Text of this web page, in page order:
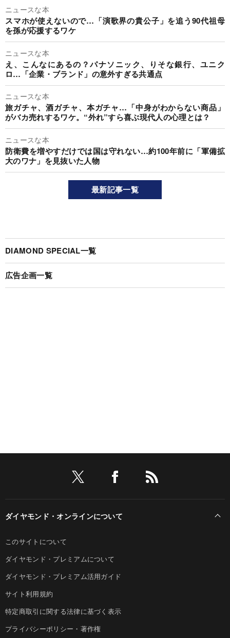
ニュースな本
スマホが使えないので…「演歌界の貴公子」を追う90代祖母
を孫が応援するワケ
ニュースな本
え、こんなにあるの？パナソニック、りそな銀行、ユニク
ロ…「企業・ブランド」の意外すぎる共通点
ニュースな本
旅ガチャ、酒ガチャ、本ガチャ…「中身がわからない商品」
がバカ売れするワケ。“外れ”すら喜ぶ現代人の心理とは？
ニュースな本
防衛費を増やすだけでは国は守れない…約100年前に「軍備拡
大のワナ」を見抜いた人物
最新記事一覧
DIAMOND SPECIAL一覧
広告企画一覧
ダイヤモンド・オンラインについて
このサイトについて
ダイヤモンド・プレミアムについて
ダイヤモンド・プレミアム活用ガイド
サイト利用規約
特定商取引に関する法律に基づく表示
プライバシーポリシー・著作権